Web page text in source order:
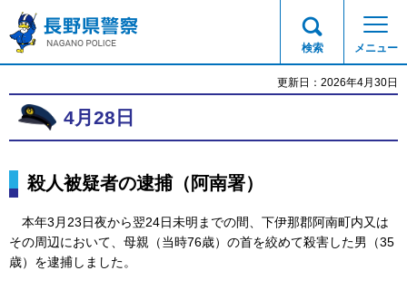
長野県警察
検索 メニュー
更新日：2026年4月30日
4月28日
殺人被疑者の逮捕（阿南署）
本年3月23日夜から翌24日未明までの間、下伊那郡阿南町内又は
その周辺において、母親（当時76歳）の首を絞めて殺害した男（35
歳）を逮捕しました。